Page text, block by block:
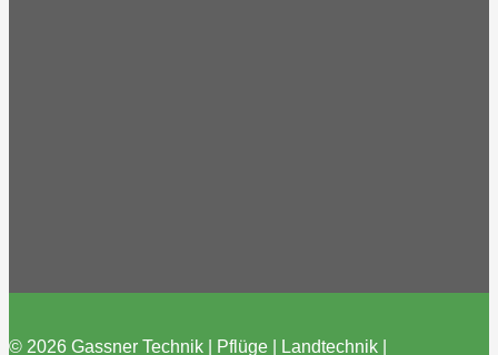
© 2026 Gassner Technik | Pflüge | Landtechnik |